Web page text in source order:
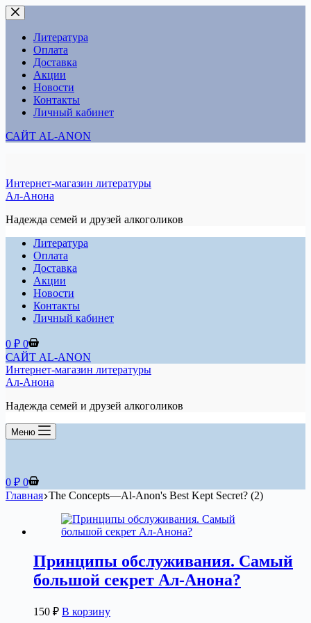
Перейти
к
сути
Литература
Оплата
Доставка
Акции
Новости
Контакты
Личный кабинет
САЙТ AL-ANON
Интернет-магазин литературы
Ал-Анона
Надежда семей и друзей алкоголиков
Литература
Оплата
Доставка
Акции
Новости
Контакты
Личный кабинет
Корзина
0 ₽ 0
САЙТ AL-ANON
Интернет-магазин литературы
Ал-Анона
Надежда семей и друзей алкоголиков
Меню
Корзина
0 ₽ 0
Главная The Concepts—Al-Anon's Best Kept Secret? (2)
Принципы обслуживания. Самый
большой секрет Ал-Анона?
150 ₽ В корзину